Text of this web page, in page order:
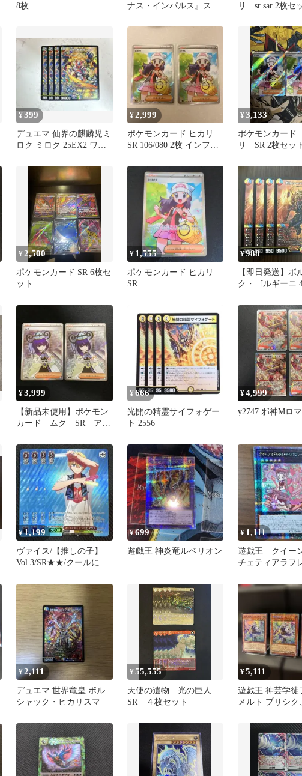
8枚
ナス・インパルス』スー
リ sr sar 2枚セ
¥399
デュエマ 仙界の麒麟児ミ
ロク ミロク 25EX2 ワー
¥2,999
ポケモンカード ヒカリ
SR 106/080 2枚 インフェ
¥3,133
ポケモンカー
リ SR 2枚セッ
¥2,500
ポケモンカード SR 6枚セ
ット
¥ 1,555
ポケモンカード ヒカリ
SR
¥988
【即日発送】ボ
ク・ゴルギーニ
¥3,999
【新品未使用】ポケモン
カード ムク SR アビ
¥ 666
光開の精霊サイフォゲー
ト 2556
¥4,999
y2747 邪神Mロ
¥1,199
ヴァイス/【推しの子】
Vol.3/SR★★/クールに輝
¥699
遊戯王 神炎竜ルベリオン
¥ 1,111
遊戯王 クイー
チェティアラ
ット
¥2,111
デュエマ 世界竜皇 ボル
シャック・ヒカリスマ
¥55,555
天使の遺物 光の巨人
SR ４枚セット
¥5,111
遊戯王 神芸学徒
メルト プリシク